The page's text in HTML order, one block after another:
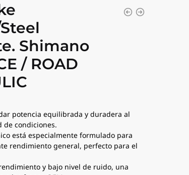
Shimano
/ ROAD
potencia equilibrada y duradera al
condiciones.
está especialmente formulado para
rendimiento general, perfecto para el
y bajo nivel de ruido, una